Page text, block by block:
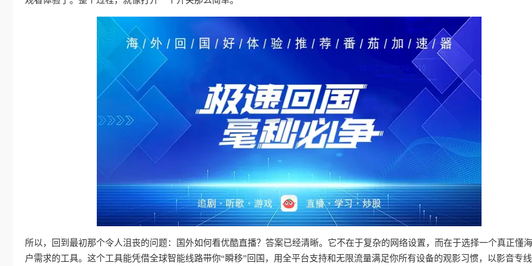
所以，回到最初那个令人沮丧的问题：国外如何看优酷直播？答案已经清晰。它不在于复杂的网络设置，而在于选择一个真正懂
户需求的工具。这个工具能凭借全球智能线路带你“瞬移”回国，用全平台支持和无限流量满足你所有设备的观影习惯，以影音专